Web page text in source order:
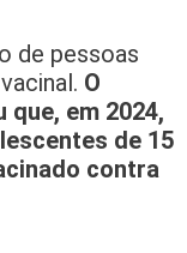
de pessoas
O
em 2024,
de 15
contra